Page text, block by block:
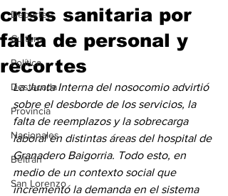
Deportes
Cultura
Política
Destacada
Provincia
Nacionales
Beltrán
San Lorenzo
crisis sanitaria por
falta de personal y
recortes
La Junta Interna del nosocomio advirtió
sobre el desborde de los servicios, la
falta de reemplazos y la sobrecarga
laboral en distintas áreas del hospital de
Granadero Baigorria. Todo esto, en
medio de un contexto social que
incrementó la demanda en el sistema